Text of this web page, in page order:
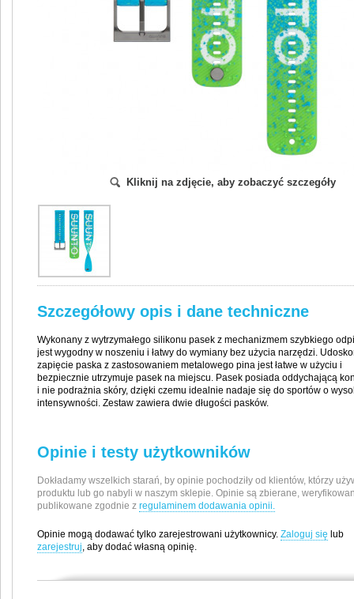
Kliknij na zdjęcie, aby zobaczyć szczegóły
Szczegółowy opis i dane techniczne
Wykonany z wytrzymałego silikonu pasek z mechanizmem szybkiego
jest wygodny w noszeniu i łatwy do wymiany bez użycia narzędzi.
zapięcie paska z zastosowaniem metalowego pina jest łatwe w użyciu i
bezpiecznie utrzymuje pasek na miejscu. Pasek posiada oddychającą
i nie podrażnia skóry, dzięki czemu idealnie nadaje się do sportów o
intensywności. Zestaw zawiera dwie długości pasków.
Opinie i testy użytkowników
Dokładamy wszelkich starań, by opinie pochodziły od klientów, którzy
produktu lub go nabyli w naszym sklepie. Opinie są zbierane,
publikowane zgodnie z regulaminem dodawania opinii.
Opinie mogą dodawać tylko zarejestrowani użytkownicy. Zaloguj się lub
zarejestruj, aby dodać własną opinię.
Producent / Importer